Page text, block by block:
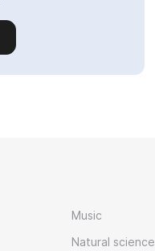
Music
Natural science